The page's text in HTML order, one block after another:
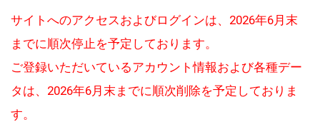
サイトへのアクセスおよびログインは、2026年6月末
までに順次停止を予定しております。
ご登録いただいているアカウント情報および各種デー
タは、2026年6月末までに順次削除を予定しておりま
す。